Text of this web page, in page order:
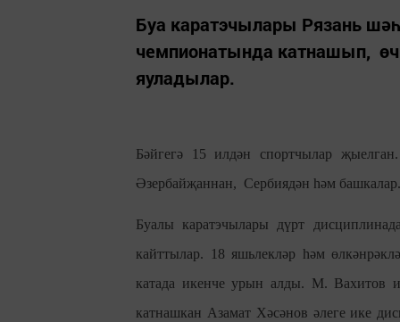
Буа каратэчылары Рязань
чемпионатында катнашып,
яуладылар.
Бәйгегә 15 илдән спортчылар
Әзербайҗаннан, Сербиядән һәм башкалар.
Буалы каратэчылары дүрт
кайттылар. 18 яшьлекләр һәм
катада икенче урын алды. М. Вахитов
катнашкан Азамат Хәсәнов әлеге ике